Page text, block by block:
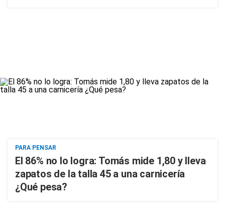
PARA PENSAR
El 86% no lo logra: Tomás mide 1,80 y lleva
zapatos de la talla 45 a una carnicería
¿Qué pesa?